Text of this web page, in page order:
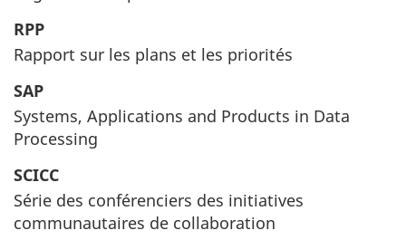
RPP
Rapport sur les plans et les priorités
SAP
Systems, Applications and Products in Data
Processing
SCICC
Série des conférenciers des initiatives
communautaires de collaboration